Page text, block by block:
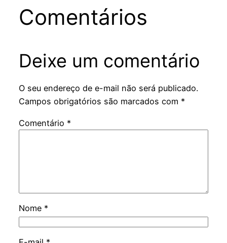
Comentários
Deixe um comentário
O seu endereço de e-mail não será publicado.
Campos obrigatórios são marcados com *
Comentário *
Nome *